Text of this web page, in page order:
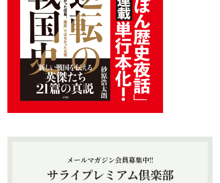
メールマガジン会員募集中!!
サライプレミアム倶楽部